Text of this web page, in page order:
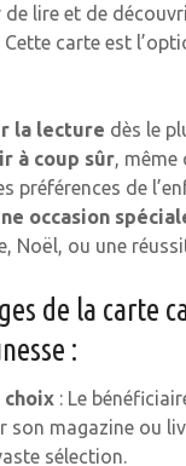
lire et de
carte est
la lecture dès le
à coup sûr ,
préférences de
occasion
Noël, ou une
de la carte
:
choix : Le
son magazine ou
sélection.